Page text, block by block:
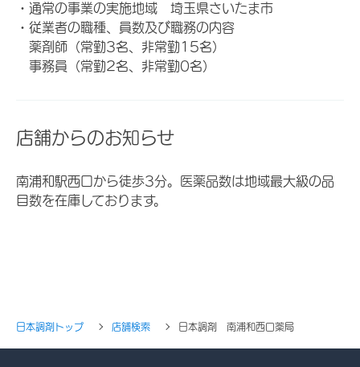
・通常の事業の実施地域 埼玉県さいたま市
・従業者の職種、員数及び職務の内容
薬剤師（常勤3名、非常勤15名）
事務員（常勤2名、非常勤0名）
店舗からのお知らせ
南浦和駅西口から徒歩3分。医薬品数は地域最大級の品
目数を在庫しております。
日本調剤トップ 店舗検索 日本調剤 南浦和西口薬局